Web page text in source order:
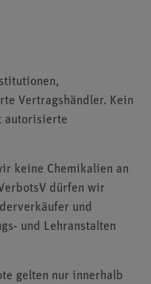
Vertragshändler. Kein
autorisierte
keine Chemikalien an
dürfen wir
und
und Lehranstalten
gelten nur innerhalb